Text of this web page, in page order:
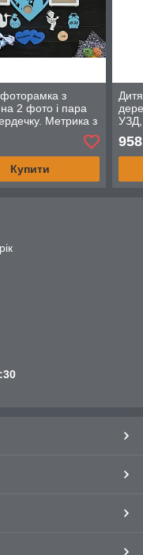
з
2 фото і пара
Метрика з
Андрійко
ім'я)
Купити
958